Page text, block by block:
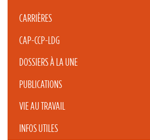
CARRIÈRES
CAP-CCP-LDG
DOSSIERS À LA UNE
PUBLICATIONS
VIE AU TRAVAIL
INFOS UTILES